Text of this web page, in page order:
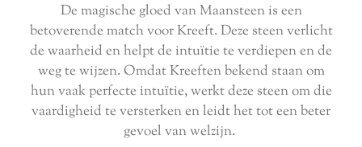
De magische gloed van Maansteen is een
betoverende match voor Kreeft. Deze steen verlicht
de waarheid en helpt de intuïtie te verdiepen en de
weg te wijzen. Omdat Kreeften bekend staan om
hun vaak perfecte intuïtie, werkt deze steen om die
vaardigheid te versterken en leidt het tot een beter
gevoel van welzijn.